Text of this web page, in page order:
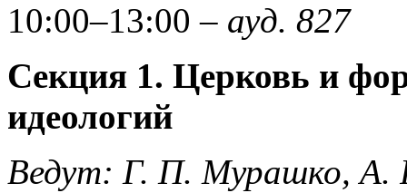
10:00–13:00 – ауд. 827
Секция 1. Церковь и
идеологий
Ведут: Г. П. Мурашко, А.